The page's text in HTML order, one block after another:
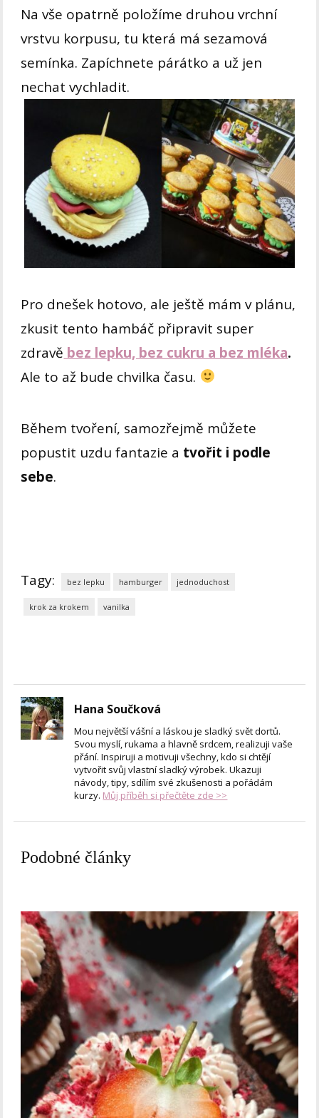
Na vše opatrně položíme druhou vrchní
vrstvu korpusu, tu která má sezamová
semínka. Zapíchnete párátko a už jen
nechat vychladit.
Pro dnešek hotovo, ale ještě mám v plánu,
zkusit tento hambáč připravit super
zdravě bez lepku, bez cukru a bez mléka.
Ale to až bude chvilka času.
Během tvoření, samozřejmě můžete
popustit uzdu fantazie a tvořit i podle
sebe.
Tagy: bez lepku hamburger jednoduchost
krok za krokem vanilka
Hana Součková
Mou největší vášní a láskou je sladký svět dortů.
Svou myslí, rukama a hlavně srdcem, realizuji vaše
přání. Inspiruji a motivuji všechny, kdo si chtějí
vytvořit svůj vlastní sladký výrobek. Ukazuji
návody, tipy, sdílím své zkušenosti a pořádám
kurzy. Můj příběh si přečtěte zde >>
Podobné články